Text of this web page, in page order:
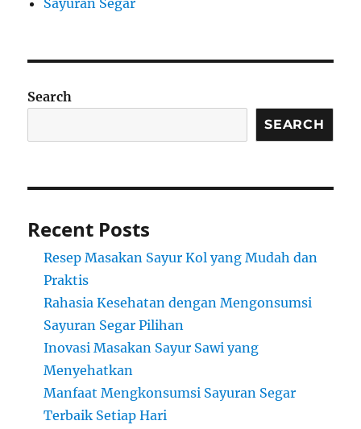
Sayuran Segar
Search
SEARCH
Recent Posts
Resep Masakan Sayur Kol yang Mudah dan
Praktis
Rahasia Kesehatan dengan Mengonsumsi
Sayuran Segar Pilihan
Inovasi Masakan Sayur Sawi yang
Menyehatkan
Manfaat Mengkonsumsi Sayuran Segar
Terbaik Setiap Hari